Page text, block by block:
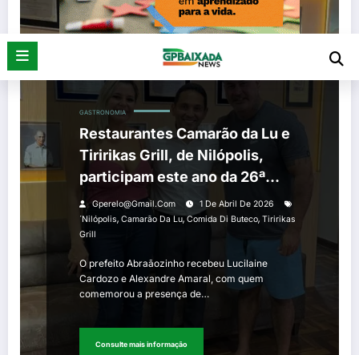
GASTRONOMIA
Restaurantes Camarão da Lu e
Tiririkas Grill, de Nilópolis,
participam este ano da 26ª
edição do Comida Di Buteco
Gperelo@gmail.com
1 De Abril De 2026
´Nilópolis, Camarão Da Lu,Comida Di Buteco, Tiririkas
Grill
O prefeito Abraãozinho recebeu Lucilaine
Cardozo e Alexandre Amaral, com quem
comemorou a presença de…
Consulte mais informação